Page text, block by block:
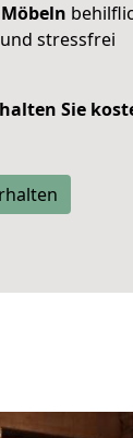
stressfrei
Sie